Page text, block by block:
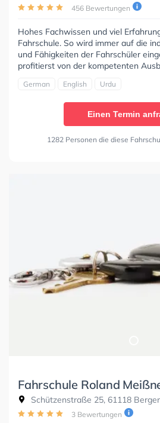
456 Bewertungen
Hohes Fachwissen und viel
Fahrschule. So wird immer auf die
und Fähigkeiten der Fahrschüler
profitierst von der kompetenten
German English Urdu
Einen Termin
1282 Personen die diese
Fahrschule Roland
Schützenstraße 25, 61118
3 Bewertungen